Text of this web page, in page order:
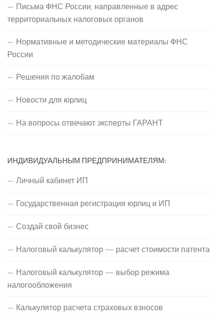
Письма ФНС России, направленные в адрес
территориальных налоговых органов
Нормативные и методические материалы ФНС
России
Решения по жалобам
Новости для юрлиц
На вопросы отвечают эксперты ГАРАНТ
ИНДИВИДУАЛЬНЫМ ПРЕДПРИНИМАТЕЛЯМ:
Личный кабинет ИП
Государственная регистрация юрлиц и ИП
Создай свой бизнес
Налоговый калькулятор — расчет стоимости патента
Налоговый калькулятор — выбор режима
налогообложения
Калькулятор расчета страховых взносов